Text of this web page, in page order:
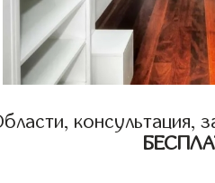
консультация,